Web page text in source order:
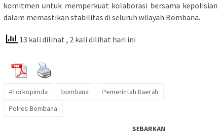
komitmen untuk memperkuat kolaborasi bersama kepolisian
dalam memastikan stabilitas di seluruh wilayah Bombana.
13 kali dilihat , 2 kali dilihat hari ini
#Forkopimda bombana
Pemerintah Daerah
Polres Bombana
SEBARKAN